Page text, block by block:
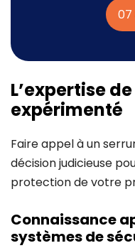
07
L’expertise
expérimenté
Faire appel à un
décision judicieuse
protection de votre
Connaissance
systèmes de